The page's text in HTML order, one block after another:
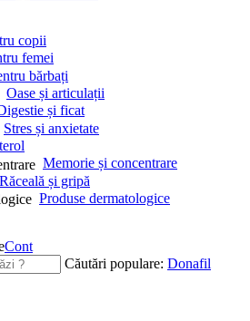
copii
femei
bărbați
Oase și articulații
și ficat
Stres și anxietate
Memorie și concentrare
Răceală și gripă
Produse dermatologice
Cont
Căutări populare: Donafil